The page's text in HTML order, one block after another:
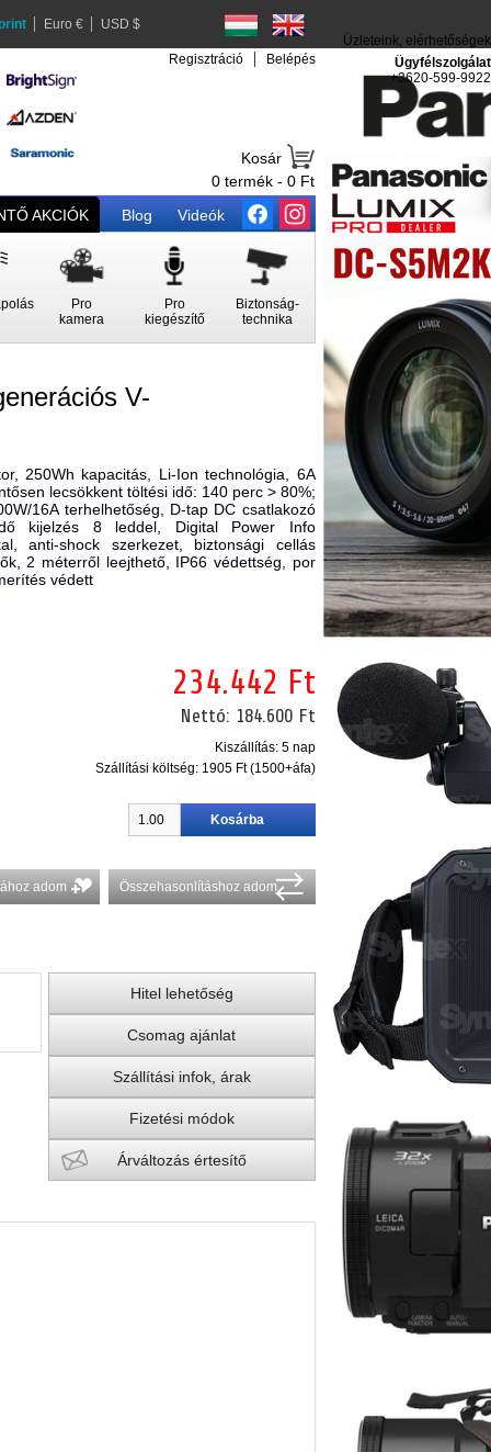
Euro € USD $
Regisztráció Belépés
Kosár
0 termék - 0 Ft
AKCIÓK Blog Videók
Pro
kamera
Pro
kiegészítő
Biztonság-
technika
Üzleteink, elérhetőségek
Ügyfélszolgálat
+3620-599-9922
V-
250Wh kapacitás, Li-Ion technológia, 6A
lecsökkent töltési idő: 140 perc > 80%;
16A terhelhetőség, D-tap DC csatlakozó
kijelzés 8 leddel, Digital Power Info
anti-shock szerkezet, biztonsági cellás
2 méterről leejthető, IP66 védettség, por
védett
234.442 Ft
Nettó: 184.600 Ft
Kiszállítás: 5 nap
Szállítási költség:1905 Ft (1500+áfa)
adom Összehasonlításhoz adom
Hitel lehetőség
Csomag ajánlat
Szállítási infok, árak
Fizetési módok
Árváltozás értesítő